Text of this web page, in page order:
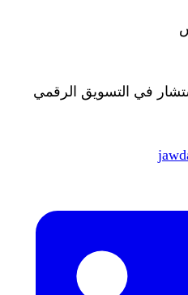
في التسويق الرقمي